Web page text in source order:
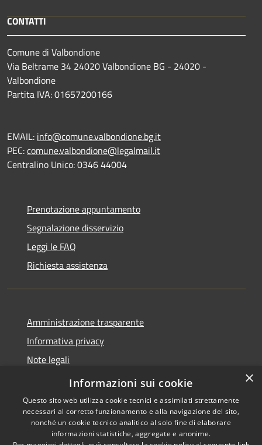
CONTATTI
Comune di Valbondione
Via Beltrame 34 24020 Valbondione BG - 24020 -
Valbondione
Partita IVA: 01657200166
EMAIL: info@comune.valbondione.bg.it
PEC:comune.valbondione@legalmail.it
Centralino Unico: 0346 44004
Prenotazione appuntamento
Segnalazione disservizio
Leggi le FAQ
Richiesta assistenza
Amministrazione trasparente
Informativa privacy
Note legali
Dichiarazione di accessibilità
Copyright © 2026 • Comune di
×
Informazioni sui cookie
Questo sito web utilizza cookie tecnici e assimilati strettamente
necessari al corretto funzionamento e alla navigazione del sito,
nonché un cookie tecnico analitico al solo fine di elaborare
informazioni statistiche, aggregate e anonime.